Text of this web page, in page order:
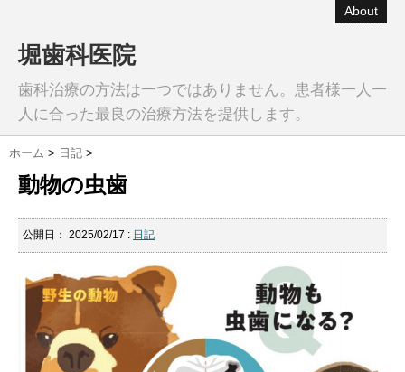
About
堀歯科医院
歯科治療の方法は一つではありません。患者様一人一
人に合った最良の治療方法を提供します。
ホーム > 日記 >
動物の虫歯
公開日： 2025/02/17 : 日記